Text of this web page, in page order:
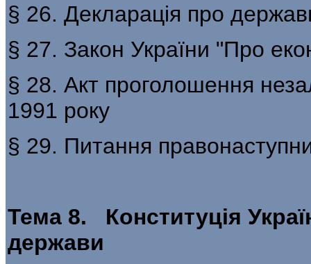
§ 26. Декларація про
§ 27. Закон України "Про
§ 28. Акт проголошення
1991 року
§ 29. Питання
Тема 8. Конституція
держави